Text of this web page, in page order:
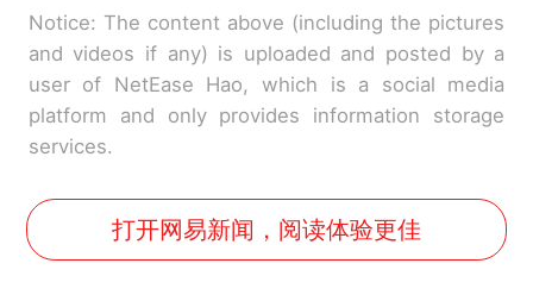
Notice: The content above (including the pictures
and videos if any) is uploaded and posted by a
user of NetEase Hao, which is a social media
platform and only provides information storage
services.
打开网易新闻，阅读体验更佳